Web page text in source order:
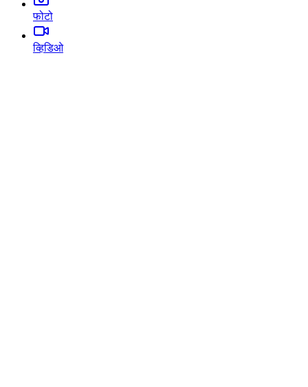
फोटो
व्हिडिओ